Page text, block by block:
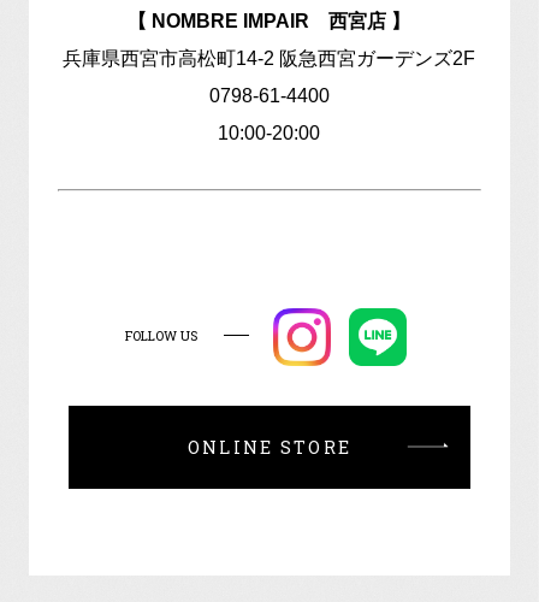
【 NOMBRE IMPAIR 西宮店 】
兵庫県西宮市高松町14-2 阪急西宮ガーデンズ2F
0798-61-4400
10:00-20:00
FOLLOW US
ONLINE STORE